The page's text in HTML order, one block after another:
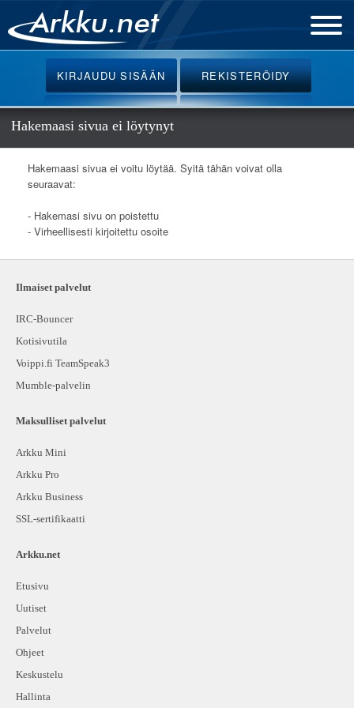
Etusivu
Uutiset
Palvelut
Ohjeet
Keskustelu
Oikotiet
KIRJAUDUSISÄÄN REKISTERÖIDY
Hakemaasi sivua ei löytynyt
Hakemaasi sivua ei voitu löytää. Syitä tähän voivat olla
seuraavat:
- Hakemasi sivu on poistettu
- Virheellisesti kirjoitettu osoite
Ilmaiset palvelut
IRC-Bouncer
Kotisivutila
Voippi.fi TeamSpeak3
Mumble-palvelin
Maksulliset palvelut
Arkku Mini
Arkku Pro
Arkku Business
SSL-sertifikaatti
Arkku.net
Etusivu
Uutiset
Palvelut
Ohjeet
Keskustelu
Hallinta